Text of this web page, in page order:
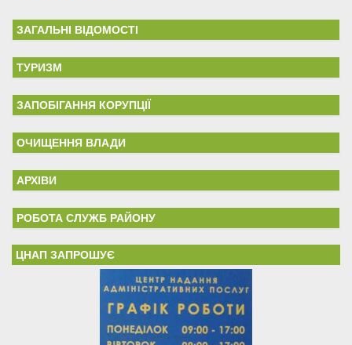
ЗАГАЛЬНІ ВІДОМОСТІ
ТУРИЗМ
ЗАПОБІГАННЯ КОРУПЦІЇ
ОЧИЩЕННЯ ВЛАДИ
АРХІВИ
РОБОТА СЛУЖБ РАЙОНУ
ЦНАП ЗАПРОШУЄ